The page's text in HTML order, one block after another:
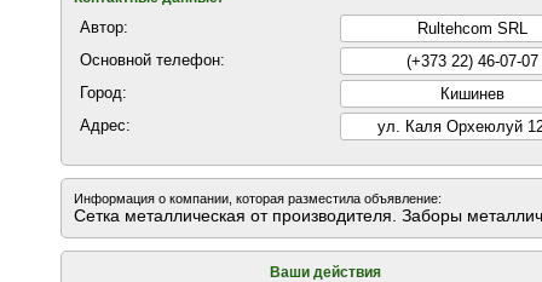
Автор:
Rultehcom SRL
Основной телефон:
(+373 22) 46-07-07
Город:
Кишинев
Адрес:
ул. Каля Орхеюлуй
Информация о компании, которая разместила объявление:
Сетка металлическая от производителя. Заборы
Ваши действия